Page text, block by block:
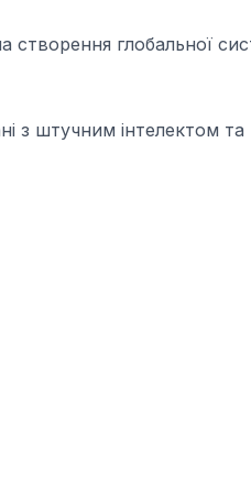
створення глобальної
з штучним інтелектом та